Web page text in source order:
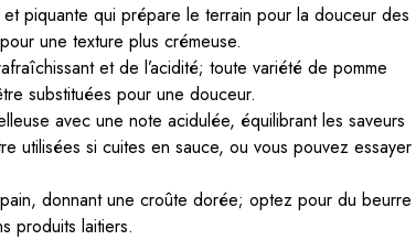
piquante qui prépare le terrain pour la douceur des
une texture plus crémeuse.
et de l’acidité; toute variété de pomme
substituées pour une douceur.
avec une note acidulée, équilibrant les saveurs
utilisées si cuites en sauce, ou vous pouvez essayer
donnant une croûte dorée; optez pour du beurre
produits laitiers.